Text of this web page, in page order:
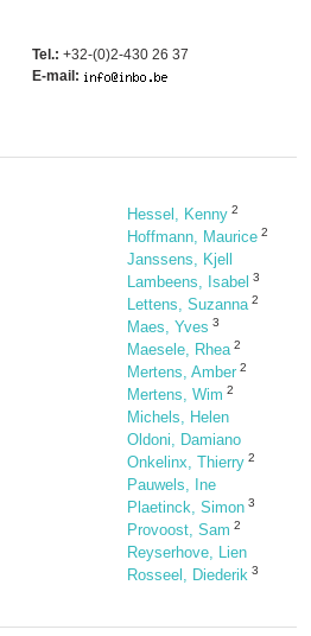
Tel.: +32-(0)2-430 26 37
E-mail:
Hessel, Kenny 2
Hoffmann, Maurice 2
Janssens, Kjell
Lambeens, Isabel 3
Lettens, Suzanna 2
Maes, Yves 3
Maesele, Rhea 2
Mertens, Amber 2
Mertens, Wim 2
Michels, Helen
Oldoni, Damiano
Onkelinx, Thierry 2
Pauwels, Ine
Plaetinck, Simon 3
Provoost, Sam 2
Reyserhove, Lien
Rosseel, Diederik 3